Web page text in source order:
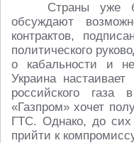
Страны уже
обсуждают
контрактов,
политического
о кабальности и
Украина
российского
«Газпром» хочет
ГТС. Однако, до сих
прийти к